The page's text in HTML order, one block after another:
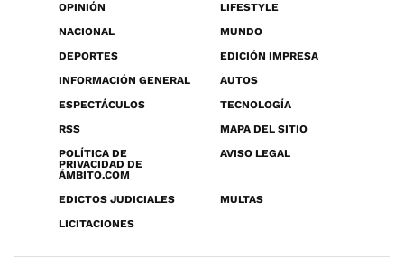
OPINIÓN
LIFESTYLE
NACIONAL
MUNDO
DEPORTES
EDICIÓN IMPRESA
INFORMACIÓN GENERAL
AUTOS
ESPECTÁCULOS
TECNOLOGÍA
RSS
MAPA DEL SITIO
POLÍTICA DE
PRIVACIDAD DE
ÁMBITO.COM
AVISO LEGAL
EDICTOS JUDICIALES
MULTAS
LICITACIONES